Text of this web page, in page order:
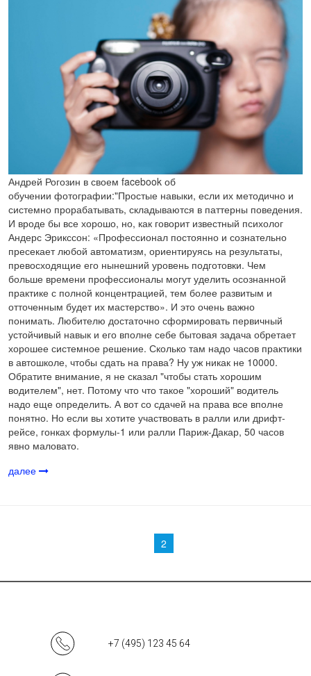
Андрей Рогозин в своем facebook об
обучении фотографии:"Простые навыки, если их методично и
системно прорабатывать, складываются в паттерны поведения.
И вроде бы все хорошо, но, как говорит известный психолог
Андерс Эрикссон: «Профессионал постоянно и сознательно
пресекает любой автоматизм, ориентируясь на результаты,
превосходящие его нынешний уровень подготовки. Чем
больше времени профессионалы могут уделить осознанной
практике с полной концентрацией, тем более развитым и
отточенным будет их мастерство». И это очень важно
понимать. Любителю достаточно сформировать первичный
устойчивый навык и его вполне себе бытовая задача обретает
хорошее системное решение. Сколько там надо часов практики
в автошколе, чтобы сдать на права? Ну уж никак не 10000.
Обратите внимание, я не сказал "чтобы стать хорошим
водителем", нет. Потому что что такое "хороший" водитель
надо еще определить. А вот со сдачей на права все вполне
понятно. Но если вы хотите участвовать в ралли или дрифт-
рейсе, гонках формулы-1 или ралли Париж-Дакар, 50 часов
явно маловато.
далее
2
+7 (495) 123 45 64